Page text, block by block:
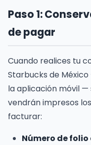
Paso 1:
de pagar
Cuando realices tu
Starbucks de
la aplicación móvil —
vendrán impresos
facturar:
Número de